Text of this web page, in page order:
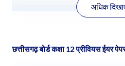
अधिक
छत्तीसगढ़ बोर्ड कक्षा 12 प्रीवियस ईयर